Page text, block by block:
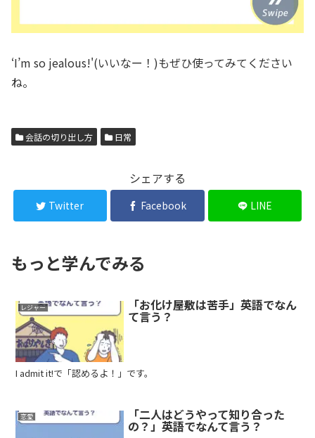
‘I’m so jealous!'(いいなー！)もぜひ使ってみてください
ね。
会話の切り出し方 日常
シェアする
Twitter Facebook LINE
もっと学んでみる
レジャー 「お化け屋敷は苦手」英語でなん
て言う？
I admit it!で「認めるよ！」です。
恋愛 「二人はどうやって知り合った
の？」英語でなんて言う？